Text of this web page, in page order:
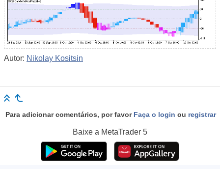
Autor: Nikolay Kositsin
Para adicionar comentários, por favor Faça o login ou registrar
Baixe a MetaTrader 5